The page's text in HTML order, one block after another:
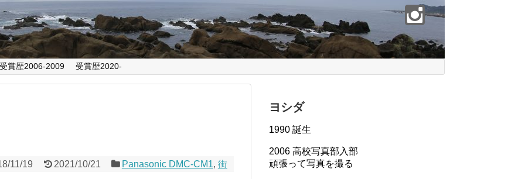
賞歴2006-2009 受賞歴2020-
11/19 2021/10/21 Panasonic DMC-CM1, 街
ヨシダ
1990 誕生
2006 高校写真部入部
頑張って写真を撮る